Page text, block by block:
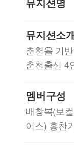
뮤지션소
춘천을 기
춘천출신 4
멤버구성
배창복(보
이스) 홍찬